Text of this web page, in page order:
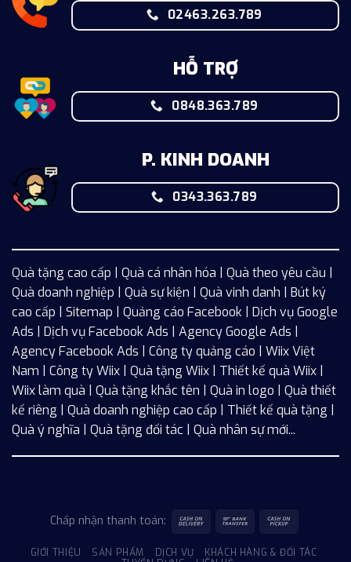
02463.263.789
HỖ TRỢ
0848.363.789
P. KINH DOANH
0343.363.789
Quà tặng cao cấp | Quà cá nhân hóa | Quà theo yêu cầu |
Quà doanh nghiệp | Quà sự kiện | Quà vinh danh | Bút ký
cao cấp | Sitemap | Quảng cáo Facebook | Dịch vụ Google
Ads | Dịch vụ Facebook Ads | Agency Google Ads |
Agency Facebook Ads | Công ty quảng cáo | WiixViệt
Nam | Công ty Wiix | Quà tặng Wiix | Thiết kế quà Wiix |
Wiix làm quà | Quà tặng khắc tên | Quà in logo | Quà thiết
kế riêng | Quà doanh nghiệp cao cấp | Thiết kế quà tặng |
Quà ý nghĩa | Quà tặng đối tác | Quà nhân sự mới...
Chấp nhận thanh toán:
GIỚI THIỆU SẢN PHẨM DỊCH VỤ
KHÁCH HÀNG & ĐỐI TÁC